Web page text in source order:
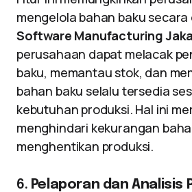
mengelola bahan baku
Software Manufacturing
perusahaan dapat melacak
baku, memantau stok, dan
bahan baku selalu tersedia
kebutuhan produksi. Hal ini
menghindari kekurangan
menghentikan produksi.
6. Pelaporan dan Analisis